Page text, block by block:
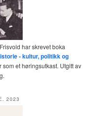
har skrevet boka
- kultur, politikk og
et høringsutkast. Utgitt av
2023